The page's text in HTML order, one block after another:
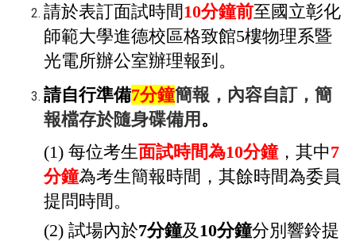
請於表訂面試時間10分鐘前至國立彰化
師範大學進德校區格致館5樓物理系暨
光電所辦公室辦理報到。
請自行準備7分鐘簡報，內容自訂，簡
報檔存於隨身碟備用 。
(1) 每位考生面試時間為10分鐘，其中7
分鐘為考生簡報時間，其餘時間為委員
提問時間。
(2) 試場內於7分鐘及 10分鐘分別響鈴提